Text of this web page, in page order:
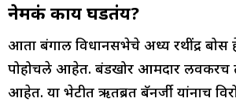
नेमकं काय घडतंय?
आता बंगाल विधानसभेचे अध्यक्ष रथींद्र
पोहोचले आहेत. बंडखोर आमदार लवकरच
आहेत. या भेटीत ऋतब्रत बॅनर्जी यांनाच